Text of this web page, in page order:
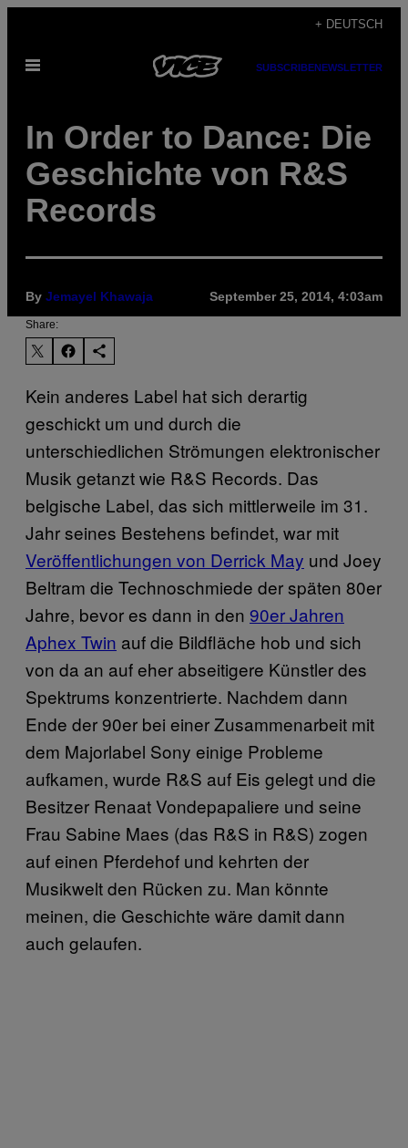
content
+ DEUTSCH
Open
SUBSCRIBENEWSLETTER
In Order to Dance: Die
Geschichte von R&S
Records
By Jemayel Khawaja September 25, 2014, 4:03am
Share:
Kein anderes Label hat sich derartig
geschickt um und durch die
unterschiedlichen Strömungen elektronischer
Musik getanzt wie R&S Records. Das
belgische Label, das sich mittlerweile im 31.
Jahr seines Bestehens befindet, war mit
Veröffentlichungen von Derrick May und Joey
Beltram die Technoschmiede der späten 80er
Jahre, bevor es dann in den 90er Jahren
Aphex Twin auf die Bildfläche hob und sich
von da an auf eher abseitigere Künstler des
Spektrums konzentrierte. Nachdem dann
Ende der 90er bei einer Zusammenarbeit mit
dem Majorlabel Sony einige Probleme
aufkamen, wurde R&S auf Eis gelegt und die
Besitzer Renaat Vondepapaliere und seine
Frau Sabine Maes (das R&S in R&S) zogen
auf einen Pferdehof und kehrten der
Musikwelt den Rücken zu. Man könnte
meinen, die Geschichte wäre damit dann
auch gelaufen.